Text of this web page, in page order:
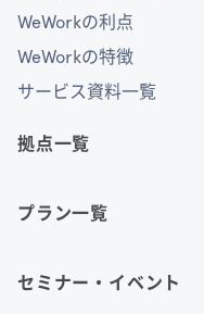
WeWorkの利点
WeWorkの特徴
サービス資料一覧
拠点一覧
プラン一覧
セミナー・イベント